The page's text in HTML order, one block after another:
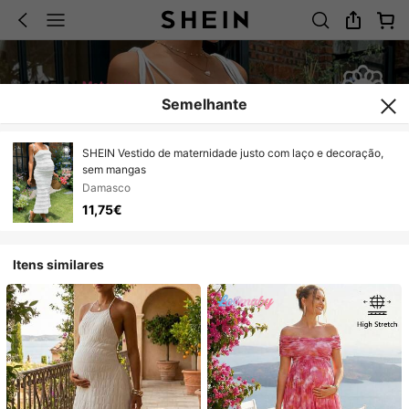
Semelhante
SHEIN Vestido de maternidade justo com laço e decoração,
sem mangas
Damasco
11,75€
Itens similares